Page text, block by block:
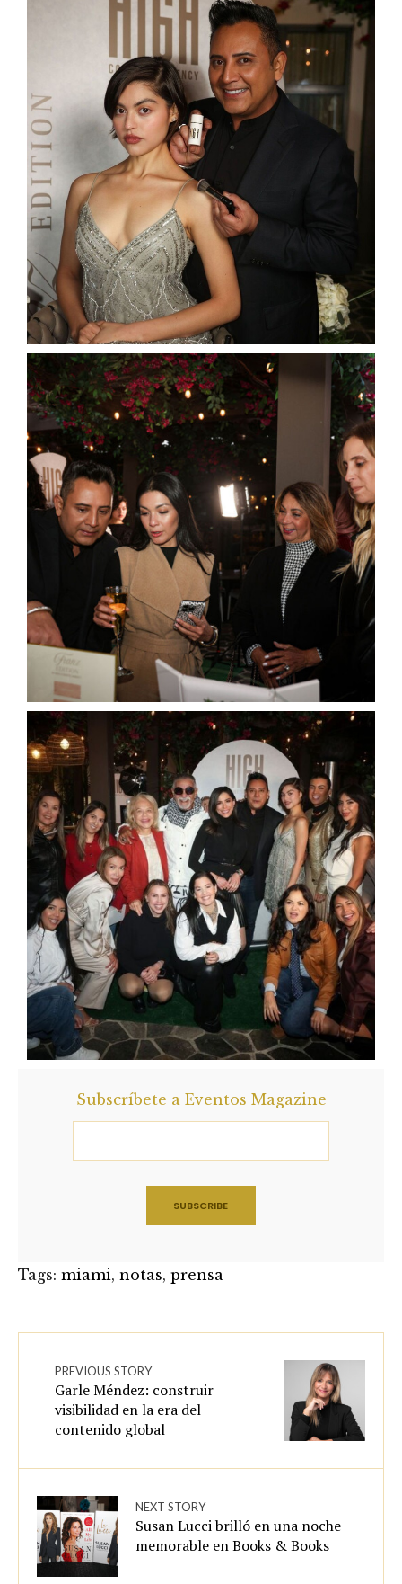
Subscríbete a Eventos Magazine
Tags: miami, notas, prensa
PREVIOUS STORY
Garle Méndez: construir
visibilidad en la era del
contenido global
NEXT STORY
Susan Lucci brilló en una noche
memorable en Books & Books